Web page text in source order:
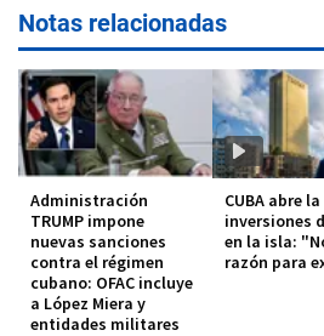
Notas relacionadas
Administración
TRUMP impone
nuevas sanciones
contra el régimen
cubano: OFAC incluye
a López Miera y
entidades militares
CUBA abre
inversiones
en la isla:
razón para